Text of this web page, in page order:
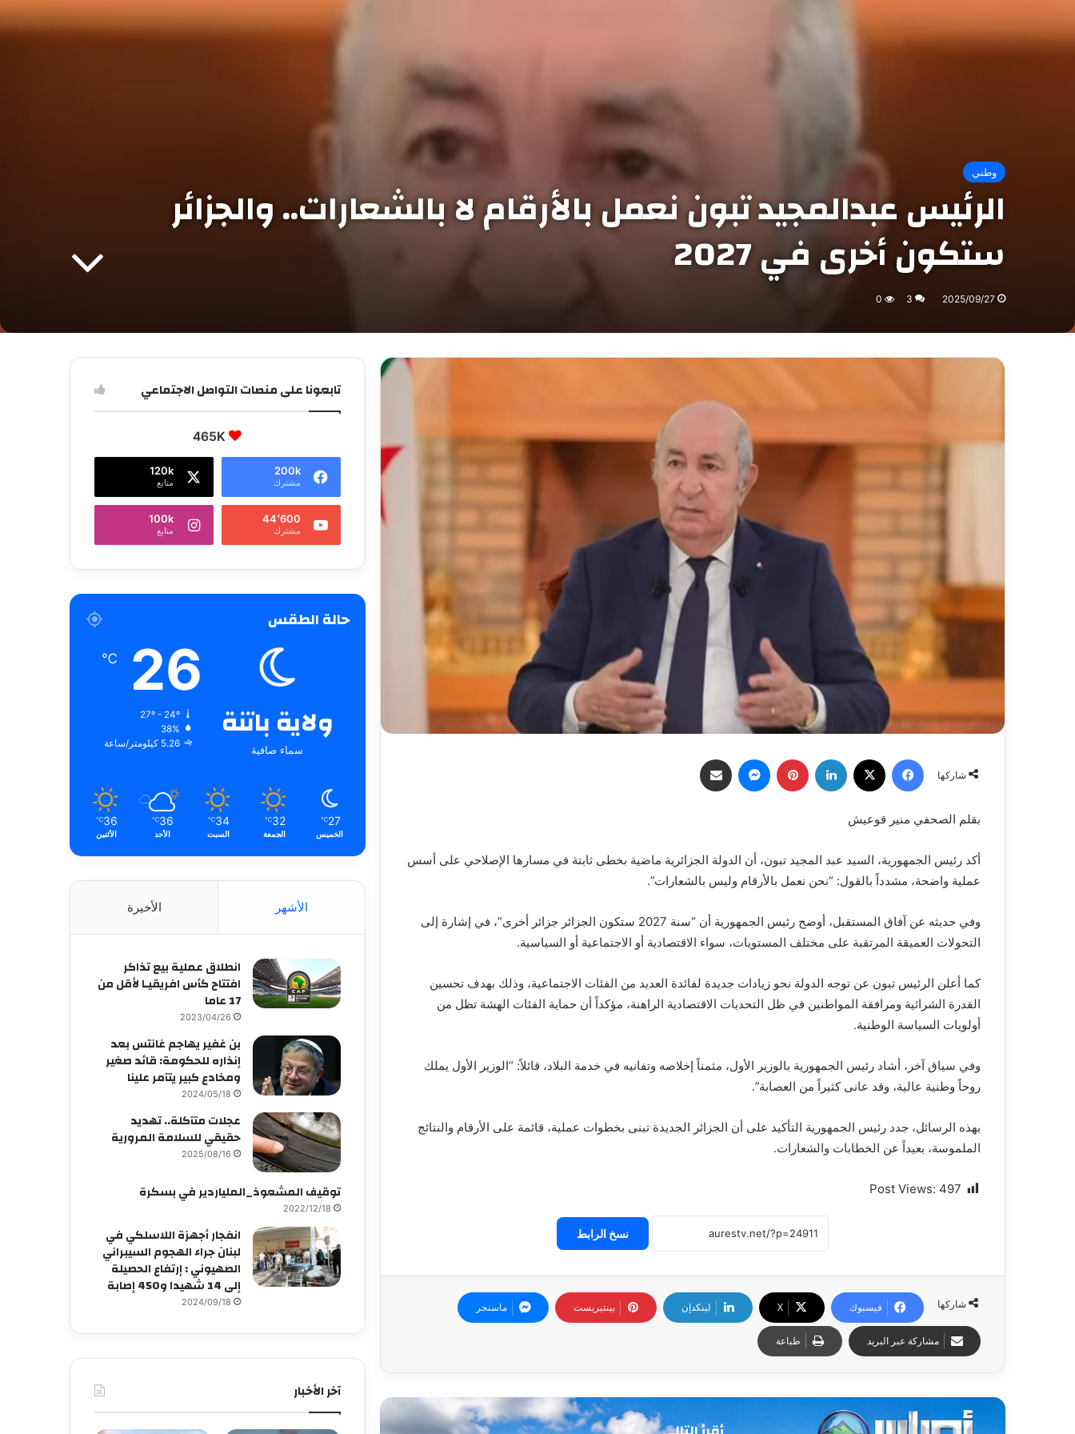
وطني
الرئيس عبدالمجيد تبون نعمل بالأرقام لا بالشعارات.. والجزائر
ستكون أخرى في 2027
2025/09/27
3
0
شاركها
فيسبوك لينكدإن بينتيريست ماسنجر
بقلم الصحفي منير قوعيش
أكد رئيس الجمهورية، السيد عبد المجيد تبون، أن الدولة الجزائرية ماضية بخطى ثابتة في مسارها الإصلاحي على أسس
عملية واضحة، مشدداً بالقول: “نحن نعمل بالأرقام وليس بالشعارات”.
وفي حديثه عن آفاق المستقبل، أوضح رئيس الجمهورية أن “سنة 2027 ستكون الجزائر جزائر أخرى”، في إشارة إلى
التحولات العميقة المرتقبة على مختلف المستويات، سواء الاقتصادية أو الاجتماعية أو السياسية.
كما أعلن الرئيس تبون عن توجه الدولة نحو زيادات جديدة لفائدة العديد من الفئات الاجتماعية، وذلك بهدف تحسين
القدرة الشرائية ومرافقة المواطنين في ظل التحديات الاقتصادية الراهنة، مؤكداً أن حماية الفئات الهشة تظل من
أولويات السياسة الوطنية.
وفي سياق آخر، أشاد رئيس الجمهورية بالوزير الأول، مثمناً إخلاصه وتفانيه في خدمة البلاد، قائلاً: “الوزير الأول يملك
روحاً وطنية عالية، وقد عانى كثيراً من العصابة”.
بهذه الرسائل، جدد رئيس الجمهورية التأكيد على أن الجزائر الجديدة تبنى بخطوات عملية، قائمة على الأرقام والنتائج
الملموسة، بعيداً عن الخطابات والشعارات.
Post Views: 497
نسخ الرابط
شاركها فيسبوك X لينكدإن بينتيريست ماسنجر
مشاركة عبر البريد طباعة
تابعونا على منصات التواصل الاجتماعي
465K
200k
مشترك
120k
متابع
44٬600
مشترك
100k
متابع
حالة الطقس
ولاية باتنة
سماء صافية
26
℃
27º - 24º
38%
5.26 كيلومتر/ساعة
27
℃
الخميس
32
℃
الجمعة
34
℃
السبت
36
℃
الأحد
36
℃
الأثنين
الأشهر الأخيرة
انطلاق عملية بيع تذاكر
افتتاح كأس افريقيـا لأقل من
17 عاما
2023/04/26
بن غفير يهاجم غانتس بعد
إنذاره للحكومة: قائد صغير
ومخادع كبير يتآمر علينا
2024/05/18
عجلات متآكلة.. تهديد
حقيقي للسلامة المرورية
2025/08/16
توقيف المشعوذ_الملياردير في بسكرة
2022/12/18
انفجار أجهزة اللاسلكي في
لبنان جراء الهجوم السيبراني
الصهيوني : إرتفاع الحصيلة
إلى 14 شهيدا و450 إصابة
2024/09/18
آخر الأخبار